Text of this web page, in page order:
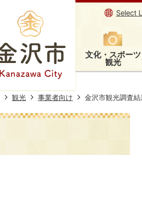
Select
文化・スポーツ
観光
観光 事業者向け 金沢市観光調査